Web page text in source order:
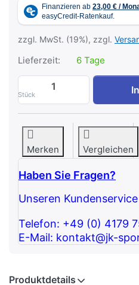
zzgl. MwSt. (19%), zzgl.
Lieferzeit: 6 Tage
Stück
ATX Hip
Merken Vergleichen
Haben Sie Fragen?
Unseren
Telefon: +49 (0) 4179
E-Mail: kontakt@jk-
Produktdetails